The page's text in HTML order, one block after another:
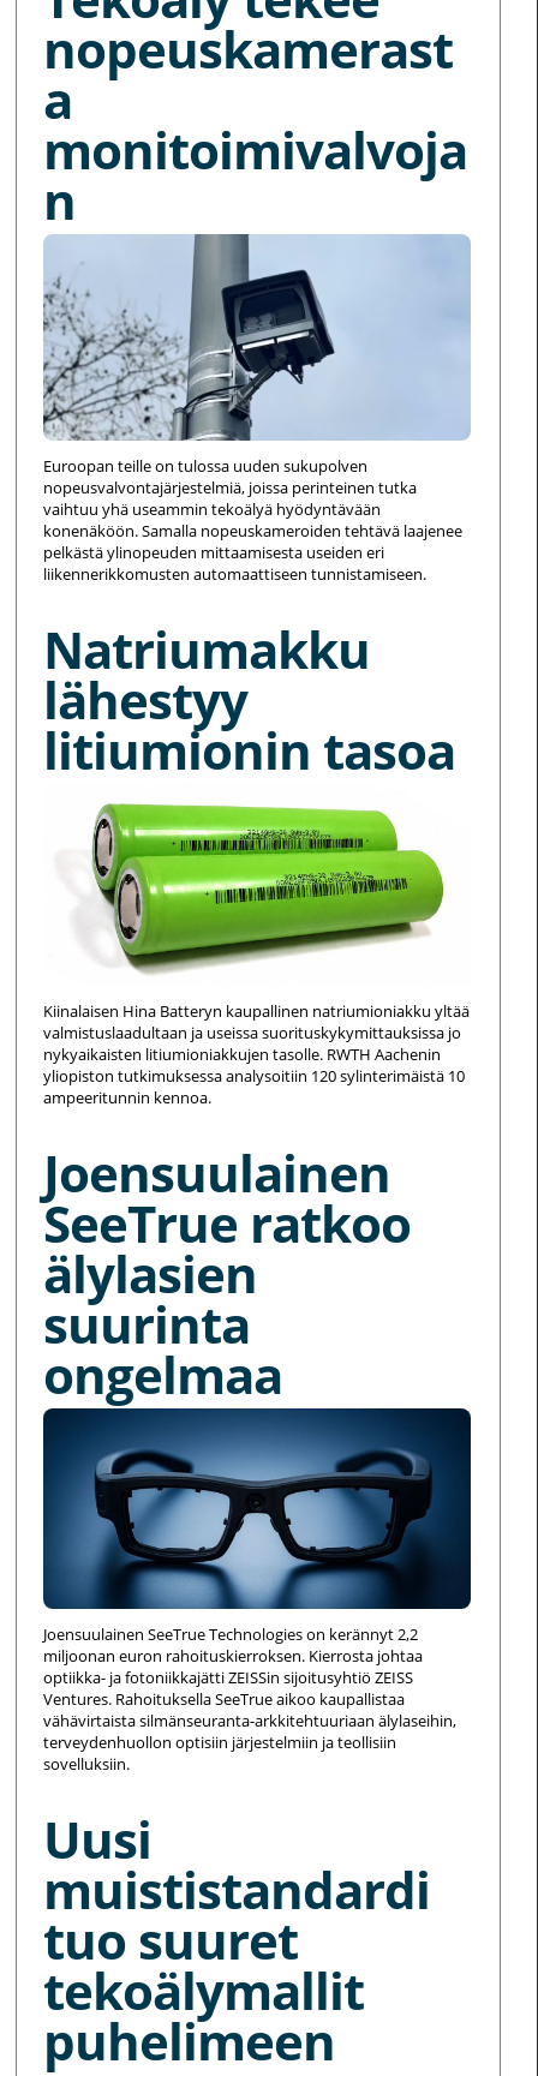
nopeuskamerast
a
monitoimivalvoja
n
Euroopan teille on tulossa uuden sukupolven
nopeusvalvontajärjestelmiä, joissa perinteinen tutka
vaihtuu yhä useammin tekoälyä hyödyntävään
konenäköön. Samalla nopeuskameroiden tehtävä laajenee
pelkästä ylinopeuden mittaamisesta useiden eri
liikennerikkomusten automaattiseen tunnistamiseen.
Natriumakku
lähestyy
litiumionin tasoa
Kiinalaisen Hina Batteryn kaupallinen natriumioniakku yltää
valmistuslaadultaan ja useissa suorituskykymittauksissa jo
nykyaikaisten litiumioniakkujen tasolle. RWTH Aachenin
yliopiston tutkimuksessa analysoitiin 120 sylinterimäistä 10
ampeeritunnin kennoa.
Joensuulainen
SeeTrue ratkoo
älylasien
suurinta
ongelmaa
Joensuulainen SeeTrue Technologies on kerännyt 2,2
miljoonan euron rahoituskierroksen. Kierrosta johtaa
optiikka- ja fotoniikkajätti ZEISSin sijoitusyhtiö ZEISS
Ventures. Rahoituksella SeeTrue aikoo kaupallistaa
vähävirtaista silmänseuranta-arkkitehtuuriaan älylaseihin,
terveydenhuollon optisiin järjestelmiin ja teollisiin
sovelluksiin.
Uusi
muististandardi
tuo suuret
tekoälymallit
puhelimeen